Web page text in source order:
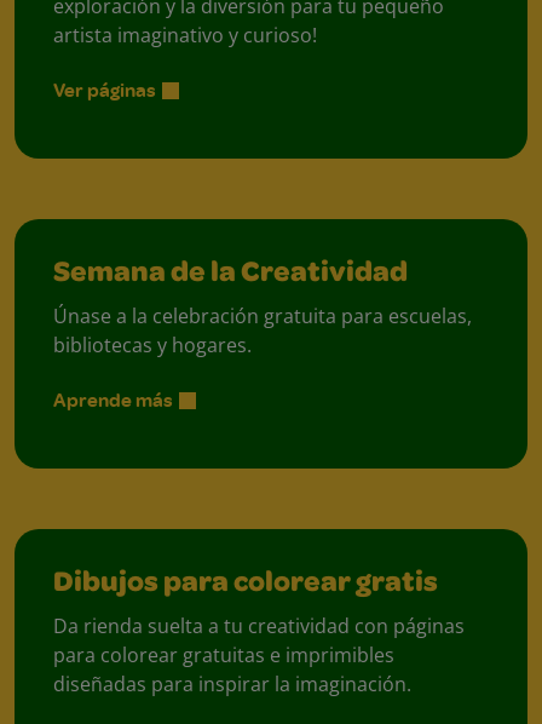
exploración y la diversión para tu pequeño
artista imaginativo y curioso!
Ver páginas
Semana de la Creatividad
Únase a la celebración gratuita para escuelas,
bibliotecas y hogares.
Aprende más
Dibujos para colorear gratis
Da rienda suelta a tu creatividad con páginas
para colorear gratuitas e imprimibles
diseñadas para inspirar la imaginación.